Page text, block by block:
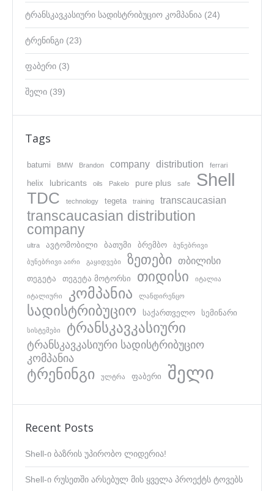
ტრანსკავკასიური სადისტრიბუციო კომპანია (24)
ტრენინგი (23)
ფაბერი (3)
შელი (39)
Tags
batumi BMW Brandon company distribution ferrari
helix lubricants oils Pakelo pure plus safe Shell
TDC technology tegeta training transcaucasian
transcaucasian distribution
company
ultra ავტომობილი ბათუმი ბრემბო ბუნებრივი
ბუნებრივი აირი გაყიდვები ზეთები თბილისი
თეგეტა თეგეტა მოტორსი თიდისი იტალია
იტალიური კომპანია ლანდირენცო
სადისტრიბუციო საქართველო სემინარი
სისტემები ტრანსკავკასიური
ტრანსკავკასიური სადისტრიბუციო
კომპანია
ტრენინგი ულტრა ფაბერი შელი
Recent Posts
Shell-ი ბაზრის უპირობო ლიდერია!
Shell-ი რუსეთში არსებულ მის ყველა პროექტს ტოვებს